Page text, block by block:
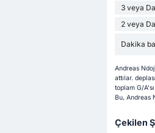
3 veya
2 veya
Dakika
Andreas
attılar.
toplam G/
Bu, Andreas
Çekilen